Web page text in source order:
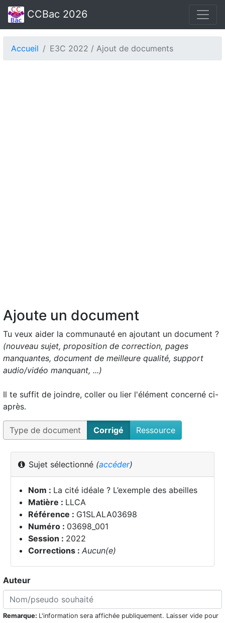
CCBac 2026
Accueil E3C 2022 / Ajout de documents
Ajoute un document
Tu veux aider la communauté en ajoutant un document ?
(nouveau sujet, proposition de correction, pages
manquantes, document de meilleure qualité, support
audio/vidéo manquant, ...)
Il te suffit de joindre, coller ou lier l'élément concerné ci-
après.
Type de document Corrigé Ressource
Sujet sélectionné (accéder)
Nom : La cité idéale ? L’exemple des abeilles
Matière : LLCA
Référence : G1SLALA03698
Numéro : 03698_001
Session : 2022
Corrections : Aucun(e)
Auteur
Remarque: L'information sera affichée publiquement. Laisser vide pour